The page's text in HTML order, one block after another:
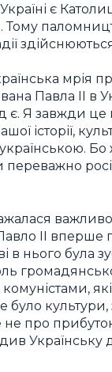
є
Тому
мрія
Павла II в
є. Я завжди
історії,
Бо
переважно
II вперше
в нього була
було
про
Українську